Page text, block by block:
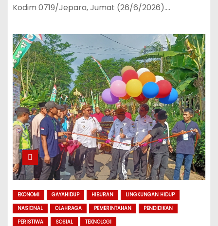
Kodim 0719/Jepara, Jumat (26/6/2026).…
EKONOMI GAYAHIDUP HIBURAN
LINGKUNGAN HIDUP
NASIONAL
OLAHRAGA PEMERINTAHAN
PENDIDIKAN
PERISTIWA
SOSIAL TEKNOLOGI